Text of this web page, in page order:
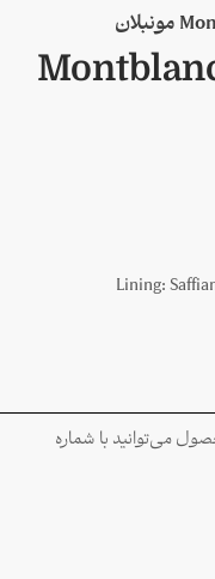
Lining:
می‌توانید با شماره